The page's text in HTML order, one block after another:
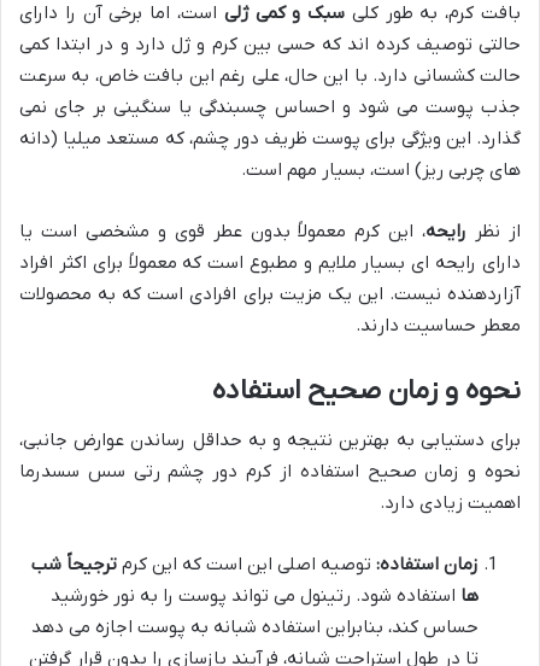
بافت کرم، به طور کلی سبک و کمی ژلی است، اما برخی آن را دارای
حالتی توصیف کرده اند که حسی بین کرم و ژل دارد و در ابتدا کمی
حالت کشسانی دارد. با این حال، علی رغم این بافت خاص، به سرعت
جذب پوست می شود و احساس چسبندگی یا سنگینی بر جای نمی
گذارد. این ویژگی برای پوست ظریف دور چشم، که مستعد میلیا (دانه
های چربی ریز) است، بسیار مهم است.
از نظر رایحه، این کرم معمولاً بدون عطر قوی و مشخصی است یا
دارای رایحه ای بسیار ملایم و مطبوع است که معمولاً برای اکثر افراد
آزاردهنده نیست. این یک مزیت برای افرادی است که به محصولات
معطر حساسیت دارند.
نحوه و زمان صحیح استفاده
برای دستیابی به بهترین نتیجه و به حداقل رساندن عوارض جانبی،
نحوه و زمان صحیح استفاده از کرم دور چشم رتی سس سسدرما
اهمیت زیادی دارد.
زمان استفاده: توصیه اصلی این است که این کرم ترجیحاً شب
ها استفاده شود. رتینول می تواند پوست را به نور خورشید
حساس کند، بنابراین استفاده شبانه به پوست اجازه می دهد
تا در طول استراحت شبانه، فرآیند بازسازی را بدون قرار گرفتن